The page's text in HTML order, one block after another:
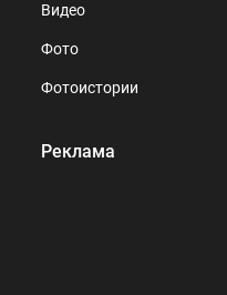
Видео
Фото
Фотоистории
Реклама